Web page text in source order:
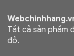
Tất cả sản phẩm
đỏ.